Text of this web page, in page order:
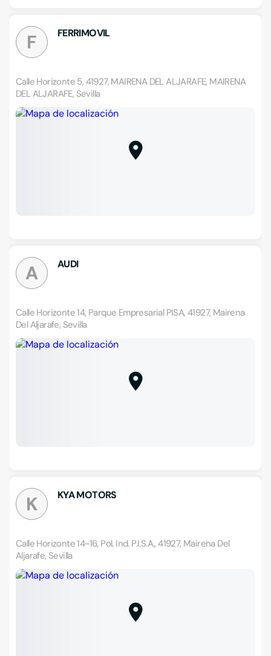
F FERRIMOVIL
Calle Horizonte 5, 41927, MAIRENA DEL ALJARAFE, MAIRENA
DEL ALJARAFE, Sevilla
A AUDI
Calle Horizonte 14, Parque Empresarial PISA, 41927, Mairena
Del Aljarafe, Sevilla
K KYA MOTORS
Calle Horizonte 14-16, Pol. Ind. P.I.S.A., 41927, Mairena Del
Aljarafe, Sevilla